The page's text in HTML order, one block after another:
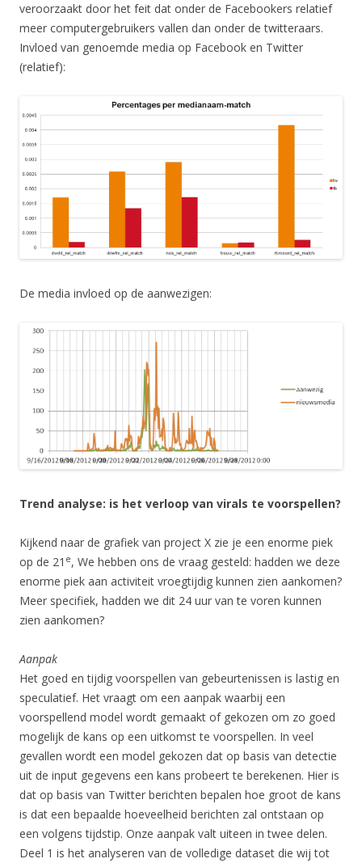
veroorzaakt door het feit dat onder de Facebookers relatief
meer computergebruikers vallen dan onder de twitteraars.
Invloed van genoemde media op Facebook en Twitter
(relatief):
De media invloed op de aanwezigen:
Trend analyse: is het verloop van virals te voorspellen?
Kijkend naar de grafiek van project X zie je een enorme piek
op de 21 e, We hebben ons de vraag gesteld: hadden we deze
enorme piek aan activiteit vroegtijdig kunnen zien aankomen?
Meer specifiek, hadden we dit 24 uur van te voren kunnen
zien aankomen?
Aanpak
Het goed en tijdig voorspellen van gebeurtenissen is lastig en
speculatief. Het vraagt om een aanpak waarbij een
voorspellend model wordt gemaakt of gekozen om zo goed
mogelijk de kans op een uitkomst te voorspellen. In veel
gevallen wordt een model gekozen dat op basis van detectie
uit de input gegevens een kans probeert te berekenen. Hier is
dat op basis van Twitter berichten bepalen hoe groot de kans
is dat een bepaalde hoeveelheid berichten zal ontstaan op
een volgens tijdstip. Onze aanpak valt uiteen in twee delen.
Deel 1 is het analyseren van de volledige dataset die wij tot